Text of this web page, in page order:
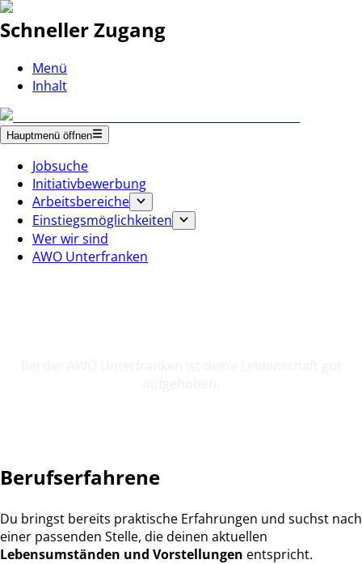
Schneller Zugang
Menü
Inhalt
Hauptmenü öffnen
Jobsuche
Initiativbewerbung
Arbeitsbereiche
Einstiegsmöglichkeiten
Wer wir sind
AWO Unterfranken
Berufserfahrene
Du bringst bereits praktische Erfahrungen und suchst nach
einer passenden Stelle, die deinen aktuellen
Lebensumständen und Vorstellungen entspricht.